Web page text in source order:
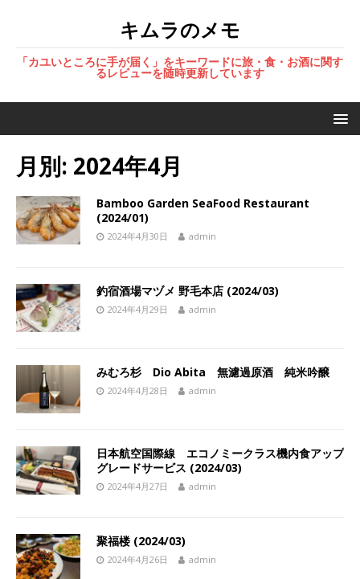
キムラのメモ
「カユいところに手が届く」をキーワードに旅・食・お酒に関す
るレビューを随時更新しています
月別: 2024年4月
Bamboo Garden SeaFood Restaurant
(2024/01)
2024年4月30日 admin
釣宿酒場マヅメ 野毛本店 (2024/03)
2024年4月29日 admin
みむろ杉 Dio Abita 無濾過原酒 純米吟醸
2024年4月28日 admin
日本航空国際線 エコノミークラス機内食アップ
グレードサービス (2024/03)
2024年4月27日 admin
聚福楼 (2024/03)
2024年4月26日 admin